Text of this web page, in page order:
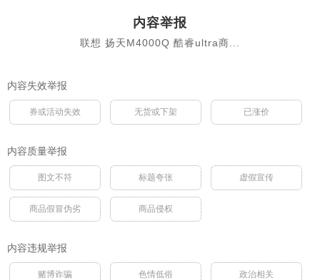
内容举报
联想 扬天M4000Q 酷睿ultra商...
内容失效举报
券或活动失效 无货或下架 已涨价
内容质量举报
图文不符 标题夸张 虚假宣传
商品假冒伪劣 商品侵权
内容违规举报
赌博诈骗 色情低俗 政治相关